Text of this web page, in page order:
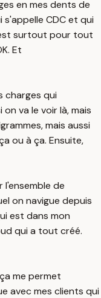
en mes dents de
CDC et qui
surtout pour tout
Et
charges qui
va le voir là, mais
mais aussi
ou à ça. Ensuite,
l'ensemble de
on navigue depuis
est dans mon
qui a tout créé.
me permet
avec mes clients qui